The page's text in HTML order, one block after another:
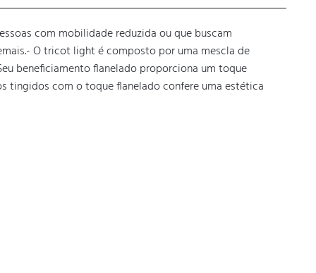
com mobilidade reduzida ou que buscam
O tricot light é composto por uma mescla de
beneficiamento flanelado proporciona um toque
tingidos com o toque flanelado confere uma estética